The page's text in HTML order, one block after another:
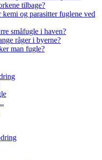
tilbage?
og parasitter fuglene ved
småfugle i haven?
råger i byerne?
man fugle?